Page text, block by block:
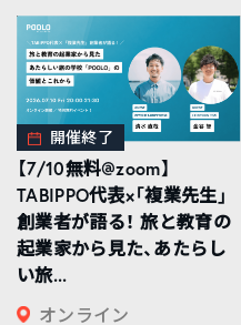
開催終了
【7/10無料@zoom】
TABIPPO代表×「複業先生」
創業者が語る！ 旅と教育の
起業家から見た、あたらし
い旅...
オンライン